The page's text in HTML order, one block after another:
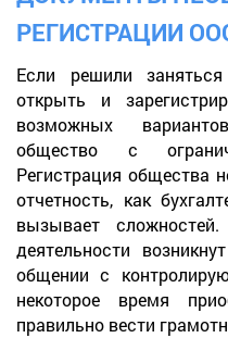
РЕГИСТРАЦИИ
Если решили
открыть и
возможных
общество с
Регистрация общества
отчетность, как
вызывает
деятельности
общении с
некоторое время
правильно вести